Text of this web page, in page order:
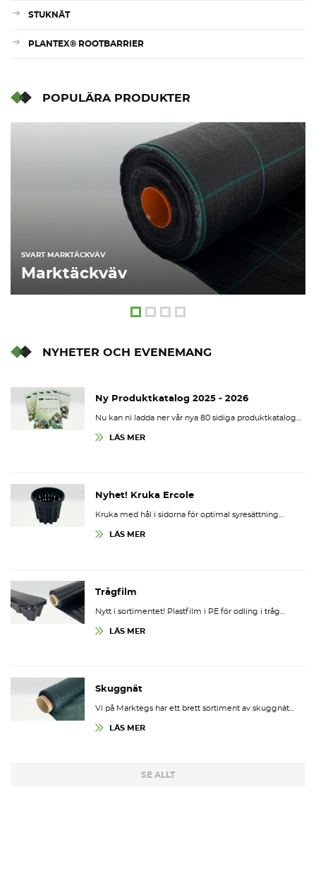
STUKNÄT
PLANTEX® ROOTBARRIER
POPULÄRA PRODUKTER
SVART MARKTÄCKVÄV
Marktäckväv
NYHETER OCH EVENEMANG
Ny Produktkatalog 2025 - 2026
Nu kan ni ladda ner vår nya 80 sidiga produktkatalog…
LÄS MER
Nyhet! Kruka Ercole
Kruka med hål i sidorna för optimal syresättning…
LÄS MER
Trågfilm
Nytt i sortimentet! Plastfilm i PE för odling i tråg…
LÄS MER
Skuggnät
Vi på Marktegs har ett brett sortiment av skuggnät…
LÄS MER
SE ALLT